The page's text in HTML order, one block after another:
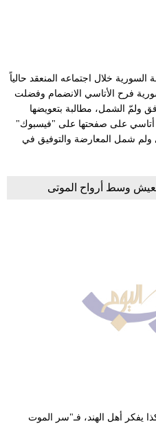
السورية خلال اجتماعه المنعقد حالياً
فرح الأتاسي الانضمام وفضلت
ولمّ الشمل، مطالبة بتعويضها
أتاسي على صفحتها على "فيسبوك"
شمل المعارضة والتوفيق في
تعيش وسط أرواح الموتى
يفكر أهل الهند، فـ"سر الموت